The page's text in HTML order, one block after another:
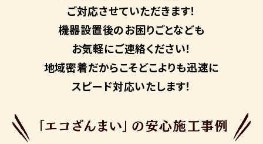
ご対応させていただきます！
機器設置後のお困りごとなども
お気軽にご連絡ください！
地域密着だからこそどこよりも迅速に
スピード対応いたします！